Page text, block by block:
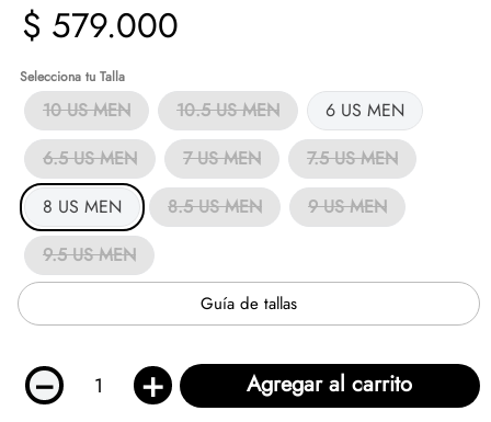
$ 579.000
Talla
10 US MEN 10.5 US MEN
6 US MEN
6.5 US MEN
7 US MEN
7.5 US MEN
8 US MEN
8.5 US MEN
9 US MEN
9.5 US MEN
Guía de tallas
＋
－ Agregar al carrito